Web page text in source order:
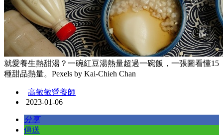
就愛養生熱甜湯？一碗紅豆湯熱量超過一碗飯，一張圖看懂15
種甜品熱量。Pexels by Kai-Chieh Chan
高敏敏營養師
2023-01-06
分享
傳送